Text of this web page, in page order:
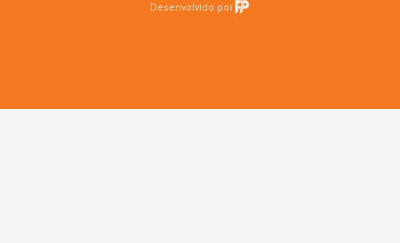
Desenvolvido por